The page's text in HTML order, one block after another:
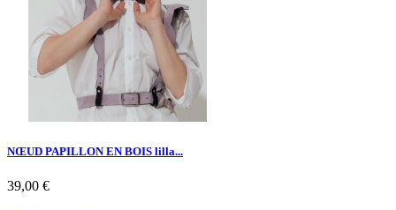
NŒUD PAPILLON EN BOIS lilla...
39,00 €